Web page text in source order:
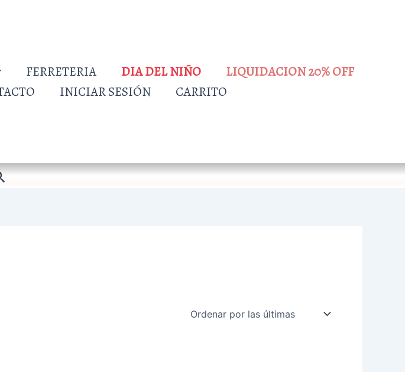
FERRETERIA DIA DEL NIÑO
LIQUIDACION 20% OFF
INICIAR SESIÓN CARRITO